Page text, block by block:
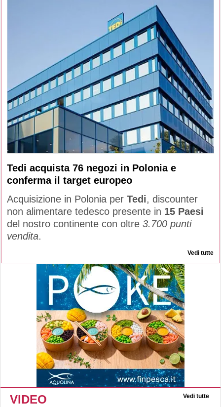
Tedi acquista 76 negozi in Polonia e
conferma il target europeo
Acquisizione in Polonia per Tedi, discounter
non alimentare tedesco presente in 15 Paesi
del nostro continente con oltre 3.700 punti
vendita.
Vedi tutte
VIDEO Vedi tutte